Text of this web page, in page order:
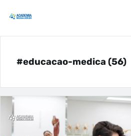
#educacao-medica (56)